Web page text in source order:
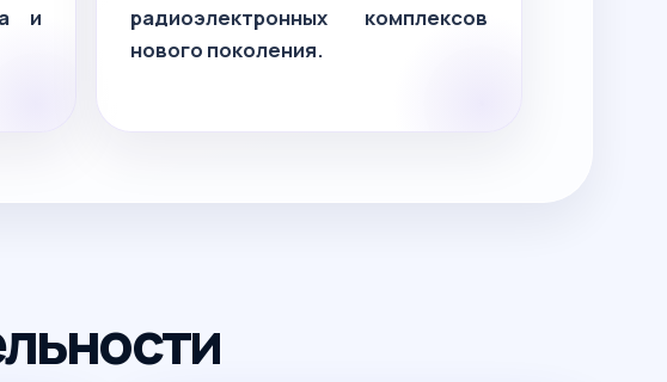
и
радиоэлектронных комплексов
нового поколения.